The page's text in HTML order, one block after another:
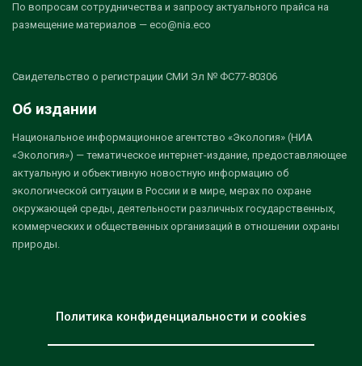
По вопросам сотрудничества и запросу актуального прайса на
размещение материалов — eco@nia.eco
Свидетельство о регистрации СМИ Эл № ФС77-80306
Об издании
Национальное информационное агентство «Экология» (НИА
«Экология») — тематическое интернет-издание, предоставляющее
актуальную и объективную новостную информацию об
экологической ситуации в России и в мире, мерах по охране
окружающей среды, деятельности различных государственных,
коммерческих и общественных организаций в отношении охраны
природы.
Политика конфиденциальности и cookies